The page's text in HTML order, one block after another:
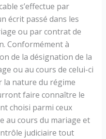
s’effectue par
écrit passé dans les
ou par contrat de
Conformément à
de la désignation de la
ou au cours de celui-ci
la nature du régime
faire connaître le
choisi parmi ceux
au cours du mariage et
judiciaire tout